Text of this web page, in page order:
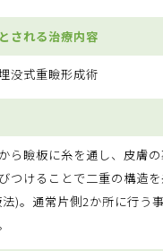
される治療内容
没式重瞼形成術
ら瞼板に糸を通し、皮膚
つけることで二重の構造
)。通常片側2か所に行う